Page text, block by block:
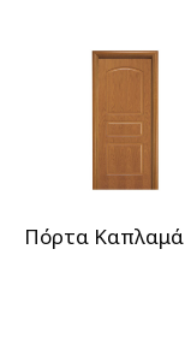
Πόρτα Καπλαμά